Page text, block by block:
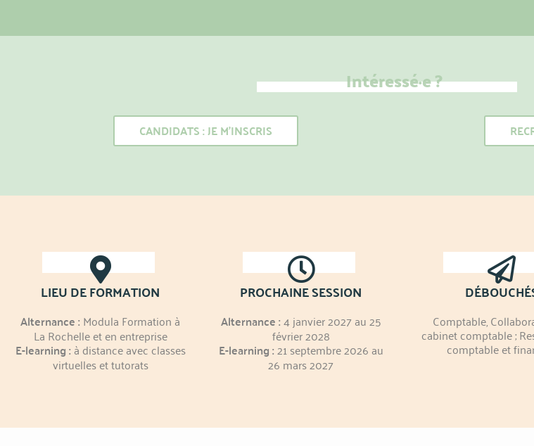
Intéressé·e ?
CANDIDATS : JE M'INSCRIS
LIEU DE FORMATION
Alternance : Modula Formation à
La Rochelle et en entreprise
E-learning : à distance avec classes
virtuelles et tutorats
PROCHAINE SESSION
Alternance :4 janvier 2027 au 25
février 2028
E-learning :21 septembre 2026 au
26 mars 2027
Comptable,
cabinet comptable ;
comptable et